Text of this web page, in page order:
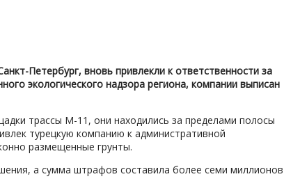
Петербург, вновь привлекли к ответственности за
экологического надзора региона, компании выписан
трассы М-11, они находились за пределами полосы
турецкую компанию к административной
размещенные грунты.
а сумма штрафов составила более семи миллионов